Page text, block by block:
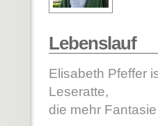
Lebenslauf
Elisabeth Pfeffer
Leseratte,
die mehr